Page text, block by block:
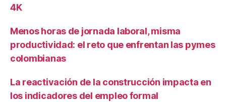
4K
Menos horas de jornada laboral, misma
productividad: el reto que enfrentan las pymes
colombianas
La reactivación de la construcción impacta en
los indicadores del empleo formal